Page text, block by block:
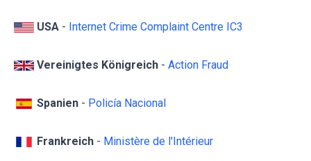
USA - Internet Crime Complaint Centre IC3
Vereinigtes Königreich - Action Fraud
Spanien - Policía Nacional
Frankreich - Ministère de l'Intérieur